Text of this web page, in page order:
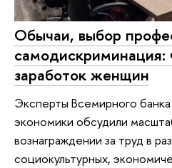
Обычаи, выбор
самодискриминация:
заработок женщин
Эксперты Всемирного
экономики обсудили
вознаграждении за труд в
социокультурных,